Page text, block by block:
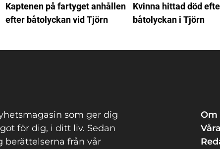
Kaptenen på fartyget anhållen
efter båtolyckan vid Tjörn
Kvinna hittad död
båtolyckan i Tjörn
som ger dig
för dig, i ditt liv. Sedan
berättelserna från vår
Om